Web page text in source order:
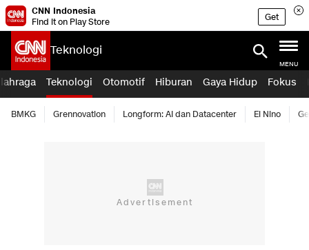
CNN Indonesia
Find it on Play Store
Get
Teknologi
MENU
Teknologi Otomotif Hiburan Gaya Hidup Fokus
BMKG Grennovation Longform: AI dan Datacenter El Nino